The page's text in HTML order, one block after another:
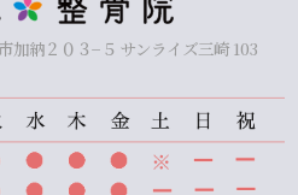
加納２０３−５ サンライズ三崎 103